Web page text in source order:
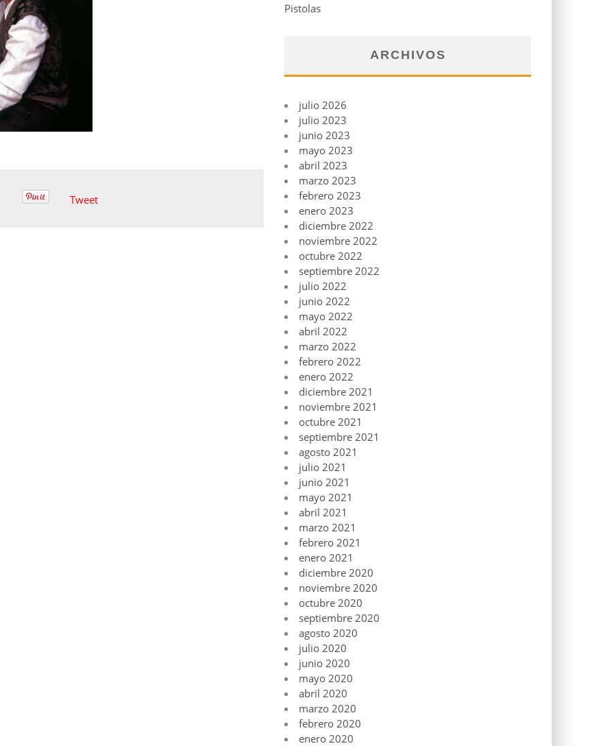
Tweet
Pistolas
ARCHIVOS
julio 2026
julio 2023
junio 2023
mayo 2023
abril 2023
marzo 2023
febrero 2023
enero 2023
diciembre 2022
noviembre 2022
octubre 2022
septiembre 2022
julio 2022
junio 2022
mayo 2022
abril 2022
marzo 2022
febrero 2022
enero 2022
diciembre 2021
noviembre 2021
octubre 2021
septiembre 2021
agosto 2021
julio 2021
junio 2021
mayo 2021
abril 2021
marzo 2021
febrero 2021
enero 2021
diciembre 2020
noviembre 2020
octubre 2020
septiembre 2020
agosto 2020
julio 2020
junio 2020
mayo 2020
abril 2020
marzo 2020
febrero 2020
enero 2020